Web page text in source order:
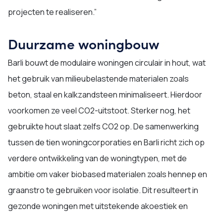
projecten te realiseren.”
Duurzame woningbouw
Barli bouwt de modulaire woningen circulair in hout, wat
het gebruik van milieubelastende materialen zoals
beton, staal en kalkzandsteen minimaliseert. Hierdoor
voorkomen ze veel CO2-uitstoot. Sterker nog, het
gebruikte hout slaat zelfs CO2 op. De samenwerking
tussen de tien woningcorporaties en Barli richt zich op
verdere ontwikkeling van de woningtypen, met de
ambitie om vaker biobased materialen zoals hennep en
graanstro te gebruiken voor isolatie. Dit resulteert in
gezonde woningen met uitstekende akoestiek en